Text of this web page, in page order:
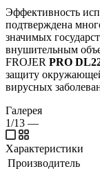
Эффективность
подтверждена
значимых
внушительным
FROJER PRO
защиту
вирусных
Галерея
1/13 —
Характеристики
Производитель